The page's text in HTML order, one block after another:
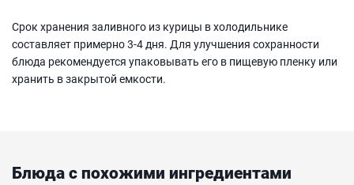
Срок хранения заливного из курицы в холодильнике
составляет примерно 3-4 дня. Для улучшения сохранности
блюда рекомендуется упаковывать его в пищевую пленку или
хранить в закрытой емкости.
Блюда с похожими ингредиентами